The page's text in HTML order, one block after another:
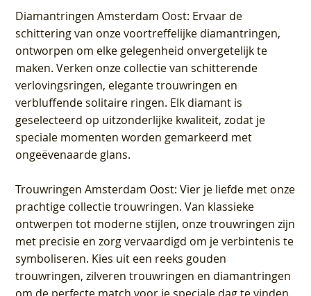
Diamantringen Amsterdam Oost: Ervaar de
schittering van onze voortreffelijke diamantringen,
ontworpen om elke gelegenheid onvergetelijk te
maken. Verken onze collectie van schitterende
verlovingsringen, elegante trouwringen en
verbluffende solitaire ringen. Elk diamant is
geselecteerd op uitzonderlijke kwaliteit, zodat je
speciale momenten worden gemarkeerd met
ongeëvenaarde glans.
Trouwringen Amsterdam Oost: Vier je liefde met onze
prachtige collectie trouwringen. Van klassieke
ontwerpen tot moderne stijlen, onze trouwringen zijn
met precisie en zorg vervaardigd om je verbintenis te
symboliseren. Kies uit een reeks gouden
trouwringen, zilveren trouwringen en diamantringen